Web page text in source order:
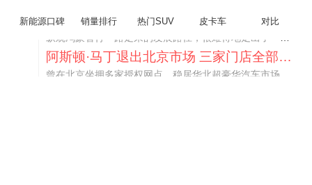
新能源口碑 销量排行 热门SUV 皮卡车 对比